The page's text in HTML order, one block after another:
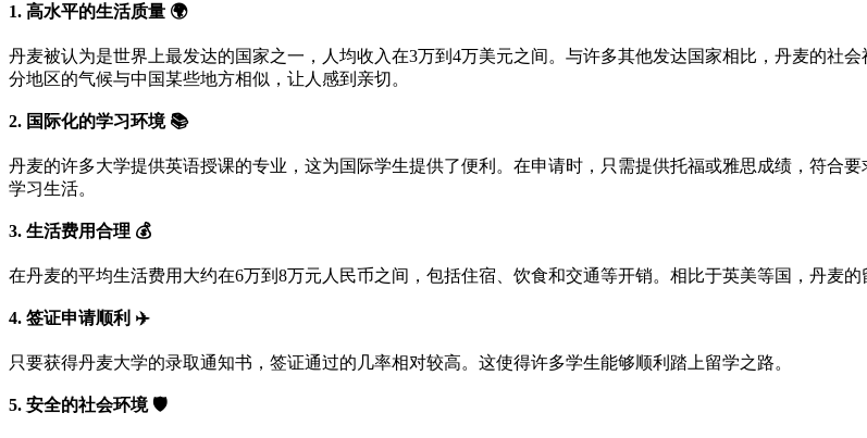
1. 高水平的生活质量 🌍
丹麦被认为是世界上最发达的国家之一，人均收入在3万到4万美元之间。与许多其他发达国家相比，丹麦的社
分地区的气候与中国某些地方相似，让人感到亲切。
2. 国际化的学习环境 📚
丹麦的许多大学提供英语授课的专业，这为国际学生提供了便利。在申请时，只需提供托福或雅思成绩，符合
学习生活。
3. 生活费用合理 💰
在丹麦的平均生活费用大约在6万到8万元人民币之间，包括住宿、饮食和交通等开销。相比于英美等国，丹麦的
4. 签证申请顺利 ✈️
只要获得丹麦大学的录取通知书，签证通过的几率相对较高。这使得许多学生能够顺利踏上留学之路。
5. 安全的社会环境 🛡️